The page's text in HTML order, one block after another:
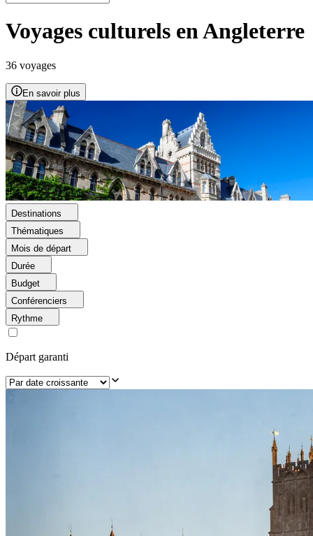
Voyages culturels en Angleterre
36 voyages
En savoir plus
Destinations
Thématiques
Mois de départ
Durée
Budget
Conférenciers
Rythme
Départ garanti